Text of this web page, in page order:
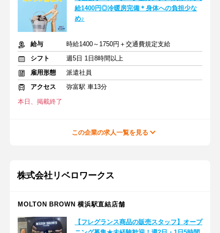
給1400円◎冷暖房完備＊身体への負担少な
め♪
給与
時給1400～1750円＋交通費規定支給
シフト
週5日 1日8時間以上
雇用形態
派遣社員
アクセス
弥富駅 車13分
本日、掲載終了
この企業の求人一覧を見る
株式会社リベロワークス
MOLTON BROWN 横浜駅直結店舗
【フレグランス商品の販売スタッフ】オープ